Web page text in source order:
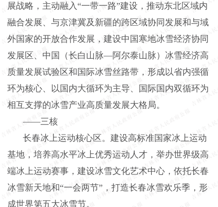
展战略，主动融入“一带一路”建设，推动东北区域内
融合发展、与京津冀及新疆的跨区域协同发展和与域
外国家的开放合作发展，建设中国寒地冰雪经济协同
发展区、中国（长白山脉—阿尔泰山脉）冰雪经济高
质量发展试验区和国际冰雪丝路带，形成以省内强循
环为核心、以国内大循环为主导、国际国内双循环为
相互支撑的冰雪产业高质量发展大格局。
——三核
长春冰上运动核心区。建设高标准国家冰上运动
基地，培养高水平冰上优秀运动人才，举办世界级高
端冰上运动赛事，建设冰雪文化艺术中心，依托长春
冰雪新天地和“一会两节”，打造长春冰雪欢乐季，形
成世界第五大冰雪节。